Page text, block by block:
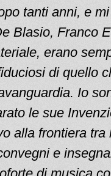
tanti anni, e
Blasio, Franco
erano
di quello
Io
le sue
alla frontiera tra
e